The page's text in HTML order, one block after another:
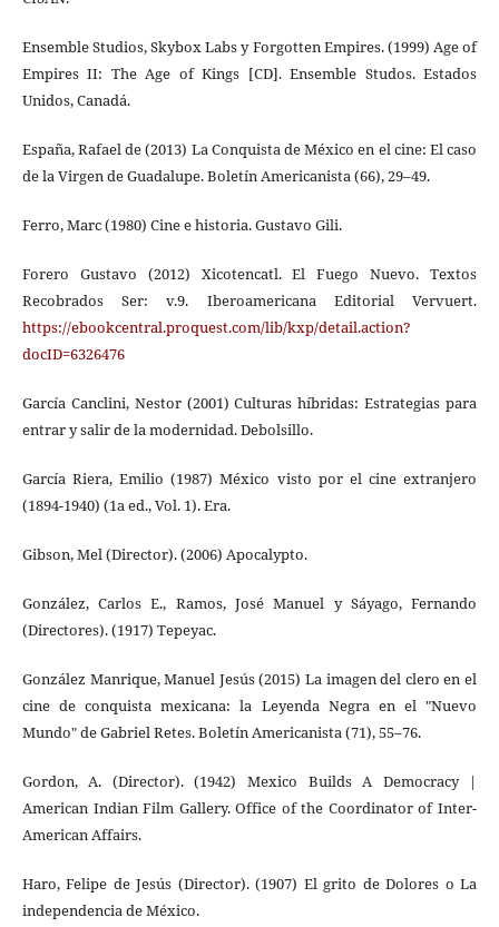
Ensemble Studios, Skybox Labs y Forgotten Empires. (1999) Age of
Empires II: The Age of Kings [CD]. Ensemble Studos. Estados
Unidos, Canadá.
España, Rafael de (2013) La Conquista de México en el cine: El caso
de la Virgen de Guadalupe. Boletín Americanista (66), 29–49.
Ferro, Marc (1980) Cine e historia. Gustavo Gili.
Forero Gustavo (2012) Xicotencatl. El Fuego Nuevo. Textos
Recobrados Ser: v.9. Iberoamericana Editorial Vervuert.
https://ebookcentral.proquest.com/lib/kxp/detail.action?
docID=6326476
García Canclini, Nestor (2001) Culturas híbridas: Estrategias para
entrar y salir de la modernidad. Debolsillo.
García Riera, Emilio (1987) México visto por el cine extranjero
(1894-1940) (1a ed., Vol. 1). Era.
Gibson, Mel (Director). (2006) Apocalypto.
González, Carlos E., Ramos, José Manuel y Sáyago, Fernando
(Directores). (1917) Tepeyac.
González Manrique, Manuel Jesús (2015) La imagen del clero en el
cine de conquista mexicana: la Leyenda Negra en el "Nuevo
Mundo" de Gabriel Retes. Boletín Americanista (71), 55–76.
Gordon, A. (Director). (1942) Mexico Builds A Democracy |
American Indian Film Gallery. Office of the Coordinator of Inter-
American Affairs.
Haro, Felipe de Jesús (Director). (1907) El grito de Dolores o La
independencia de México.